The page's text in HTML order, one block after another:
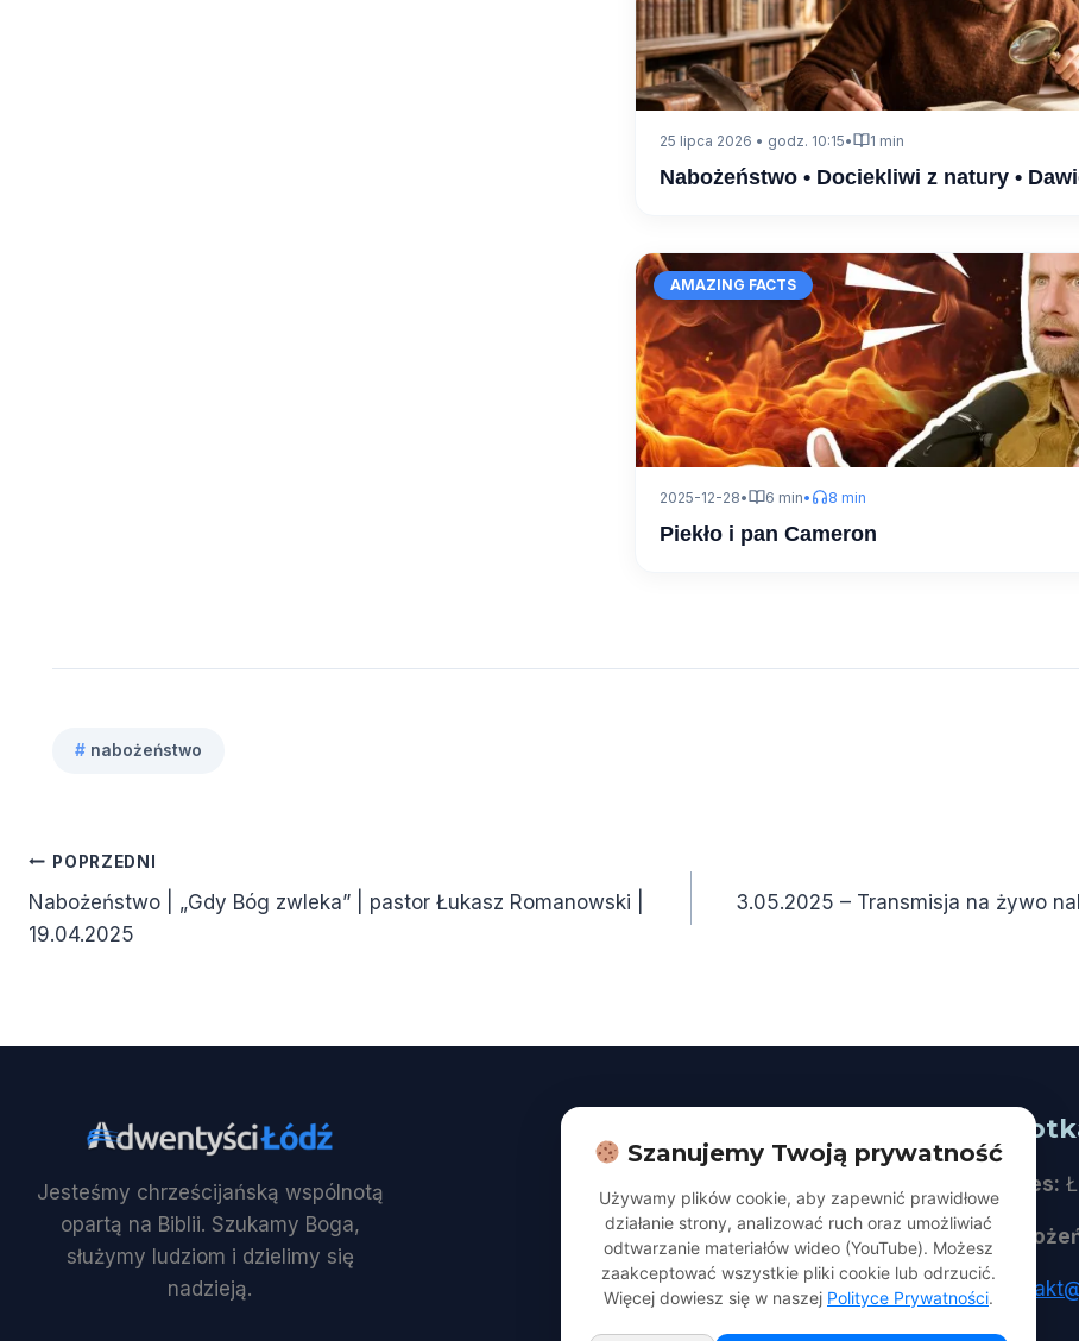
25 lipca 2026 • godz. 10:15• 1 min
Nabożeństwo • Dociekliwi z natury •
AMAZING FACTS
2025-12-28• 6 min• 8 min
Piekło i pan Cameron
Tagi
# nabożeństwo
Nawigacja
wpisu
POPRZEDNI
Nabożeństwo | „Gdy Bóg zwleka” | pastor Łukasz Romanowski |
19.04.2025
3.05.2025 – Transmisja na żywo
Jesteśmy chrześcijańską wspólnotą
opartą na Biblii. Szukamy Boga,
służymy ludziom i dzielimy się
nadzieją.
Dla Gości
Aktualności | Publikacje
Adres:
Szanujemy Twoją prywatność
Używamy plików cookie, aby zapewnić prawidłowe
działanie strony, analizować ruch oraz umożliwiać
odtwarzanie materiałów wideo (YouTube). Możesz
zaakceptować wszystkie pliki cookie lub odrzucić.
Więcej dowiesz się w naszej Polityce Prywatności.